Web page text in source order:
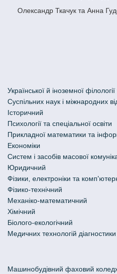
Олександр Ткачук та Анна
Української й іноземної
Cуспільних наук і міжнародних
Історичний
Психології та спеціальної освіти
Прикладної математики та
Економіки
Систем і засобів масової
Юридичний
Фізики, електроніки та
Фізико-технічний
Механіко-математичний
Хімічний
Біолого-екологічний
Медичних технологій діагностики
Машинобудівний фаховий